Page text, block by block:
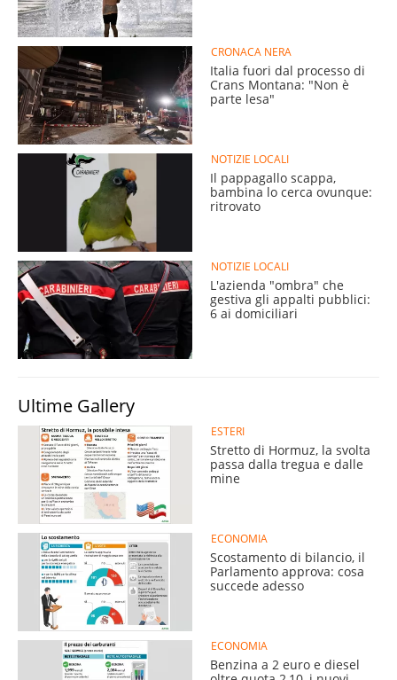
CRONACA NERA
Italia fuori dal processo di
Crans Montana: "Non è
parte lesa"
NOTIZIE LOCALI
Il pappagallo scappa,
bambina lo cerca ovunque:
ritrovato
NOTIZIE LOCALI
L'azienda "ombra" che
gestiva gli appalti pubblici:
6 ai domiciliari
Ultime Gallery
ESTERI
Stretto di Hormuz, la svolta
passa dalla tregua e dalle
mine
ECONOMIA
Scostamento di bilancio, il
Parlamento approva: cosa
succede adesso
ECONOMIA
Benzina a 2 euro e diesel